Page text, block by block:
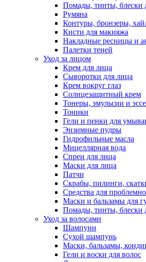
Помады, тинты, блески
Румяна
Контуры, бронзеры,
Кисти для макияжа
Накладные ресницы и
Палетки теней
Уход за лицом
Крем для лица
Сыворотки для лица
Крем вокруг глаз
Солнцезащитный крем
Тонеры, эмульсии и
Тоники
Гели и пенки для
Энзимные пудры
Гидрофильные масла
Мицеллярная вода
Спреи для лица
Маски для лица
Патчи
Скрабы, пилинги,
Средства для
Маски и бальзамы для
Помады, тинты, блески
Уход за волосами
Шампуни
Сухой шампунь
Маски, бальзамы,
Гели и воски для волос